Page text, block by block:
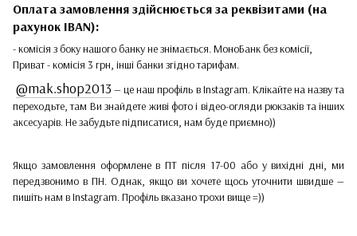
Оплата замовлення здійснюється за реквізитами (на
рахунок IBAN):
- комісія з боку нашого банку не знімається. МоноБанк без комісії,
Приват - комісія 3 грн, інші банки згідно тарифам.
@mak.shop2013 — це наш профіль в Instagram. Клікайте на назву та
переходьте, там Ви знайдете живі фото і відео-огляди рюкзаків та інших
аксесуарів. Не забудьте підписатися, нам буде приємно))
Якщо замовлення оформлене в ПТ після 17-00 або у вихідні дні, ми
передзвонимо в ПН. Однак, якщо ви хочете щось уточнити швидше —
пишіть нам в Instagram. Профіль вказано трохи вище =))